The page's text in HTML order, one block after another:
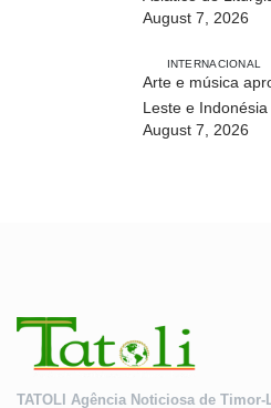
August 7, 2026
INTERNACIONAL
Arte e música
Leste e Indonésia
Crossborder Fest
August 7, 2026
TATOLI Agência Noticiosa de Timor-